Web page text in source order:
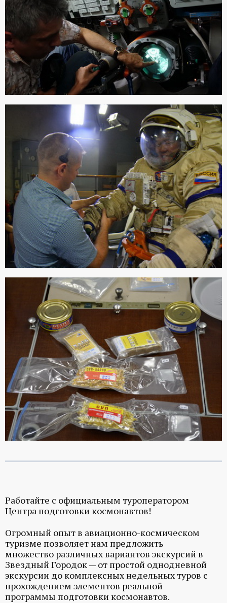
Работайте с официальным туроператором
Центра подготовки космонавтов!
Огромный опыт в авиационно-космическом
туризме позволяет нам предложить
множество различных вариантов экскурсий в
Звездный Городок — от простой однодневной
экскурсии до комплексных недельных туров с
прохождением элементов реальной
программы подготовки космонавтов.